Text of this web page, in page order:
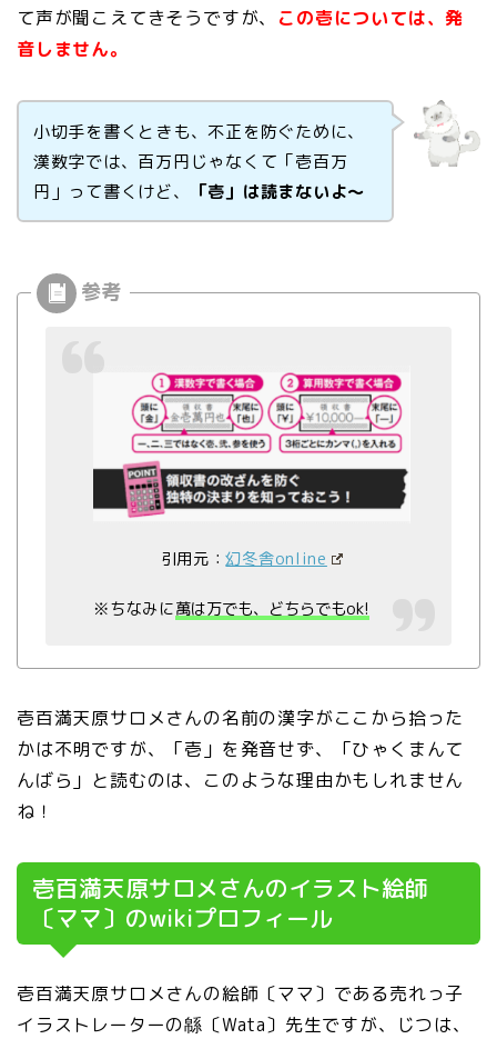
て声が聞こえてきそうですが、 この壱については、発
音しません。
小切手を書くときも、不正を防ぐために、
漢数字では、百万円じゃなくて「壱百万
円」って書くけど、
「壱」は読まないよ～
引用元：幻冬舎online
※ちなみに萬は万でも、どちらでもok!
壱百満天原サロメさんの名前の漢字がここから拾った
かは不明ですが、「壱」を発音せず、「ひゃくまんて
んばら」と読むのは、このような理由かもしれません
ね！
壱百満天原サロメさんのイラスト絵師
〔ママ〕のwikiプロフィール
壱百満天原サロメさんの絵師〔ママ〕である売れっ子
イラストレーターの緜〔Wata〕先生ですが、じつは、